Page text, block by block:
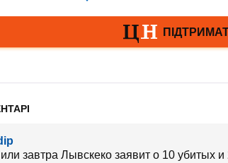
завтра Лывскеко заявит о 10 убитых